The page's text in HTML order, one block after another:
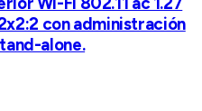
con administración
alone.